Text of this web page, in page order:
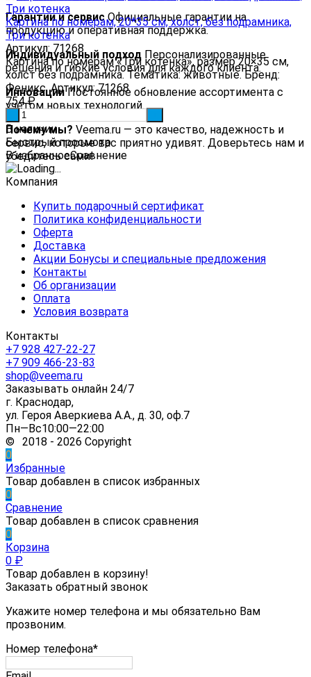
Гарантии и сервисОфициальные гарантии на
продукцию и оперативная поддержка.
Индивидуальный подход Персонализированные
решения и гибкие условия для каждого клиента.
ИнновацииПостоянное обновление ассортимента с
учетом новых технологий.
Почему мы? Veema.ru — это качество, надежность и
сервис, которые вас приятно удивят. Доверьтесь нам и
убедитесь сами!
Картина по номерам, 20*35 см, холст, без подрамника,
Три котенка
Артикул: 71268
Картина по номерам «Три котёнка», размер 20×35 см,
холст без подрамника. Тематика: животные. Бренд:
Феникс. Артикул: 71268.
754₽
В наличии
Быстрый просмотр
В избранноеСравнение
Компания
Купить подарочный сертификат
Политика конфиденциальности
Оферта
Доставка
Акции Бонусы и специальные предложения
Контакты
Об организации
Оплата
Условия возврата
Контакты
+7 928 427-22-27
+7 909 466-23-83
shop@veema.ru
Заказывать онлайн 24/7
г. Краснодар,
ул. Героя Аверкиева А.А., д. 30, оф.7
Пн—Вс10:00—22:00
© 2018 - 2026 Copyright
0
Избранные
Товар добавлен в список избранных
0
Сравнение
Товар добавлен в список сравнения
0
Корзина
0 ₽
Товар добавлен в корзину!
Заказать обратный звонок
Укажите номер телефона и мы обязательно Вам
прозвоним.
Номер телефона*